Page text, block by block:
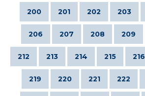
200 201 202 203
206 207 208 209
212 213 214 215 216
219 220 221 222